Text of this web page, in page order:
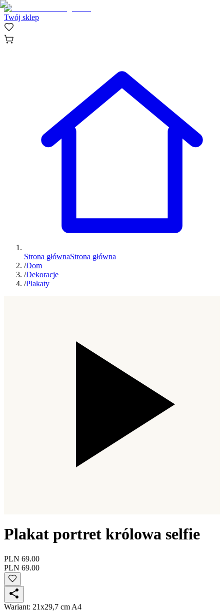
Twój sklep
Strona głównaStrona główna
/Dom
/Dekoracje
/Plakaty
Plakat portret królowa selfie
PLN 69.00
PLN 69.00
Wariant: 21x29,7 cm A4